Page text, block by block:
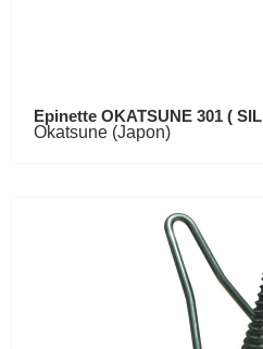
Epinette OKATSUNE 301 (
Okatsune (Japon)